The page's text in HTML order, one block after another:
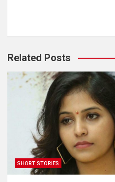
Related Posts
SHORT STORIES